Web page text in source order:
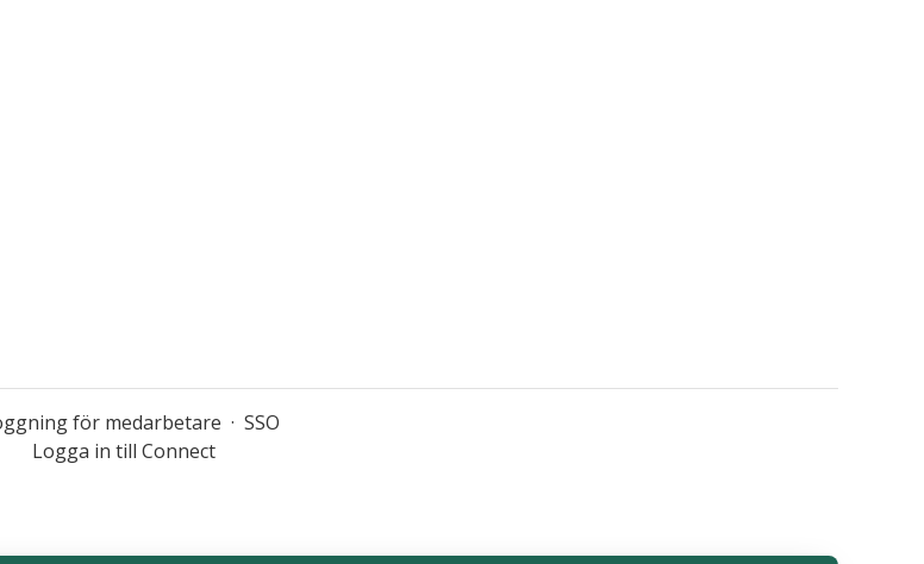
för medarbetare · SSO
Logga in till Connect